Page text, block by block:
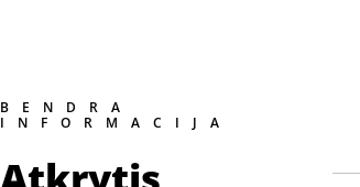
BENDRA
INFORMACIJA